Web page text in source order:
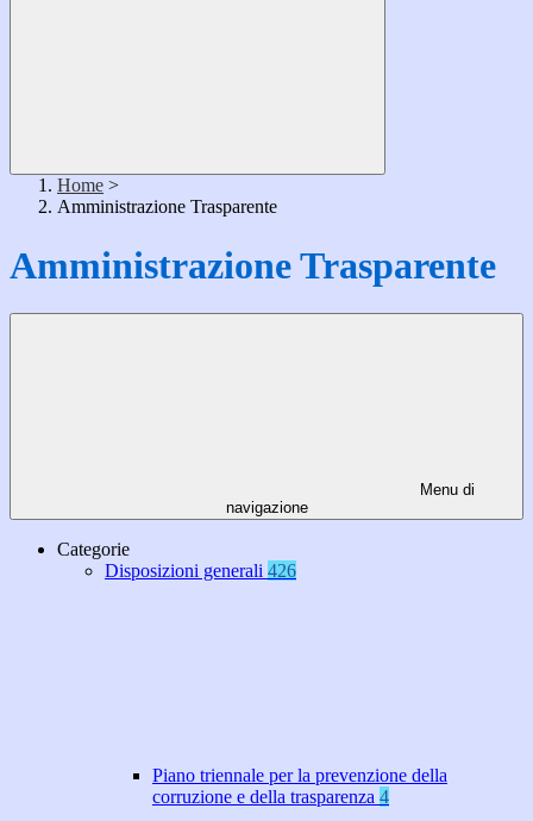
Home >
Amministrazione Trasparente
Amministrazione Trasparente
Menu di
navigazione
Categorie
Disposizioni generali 426
Piano triennale per la prevenzione della
corruzione e della trasparenza 4